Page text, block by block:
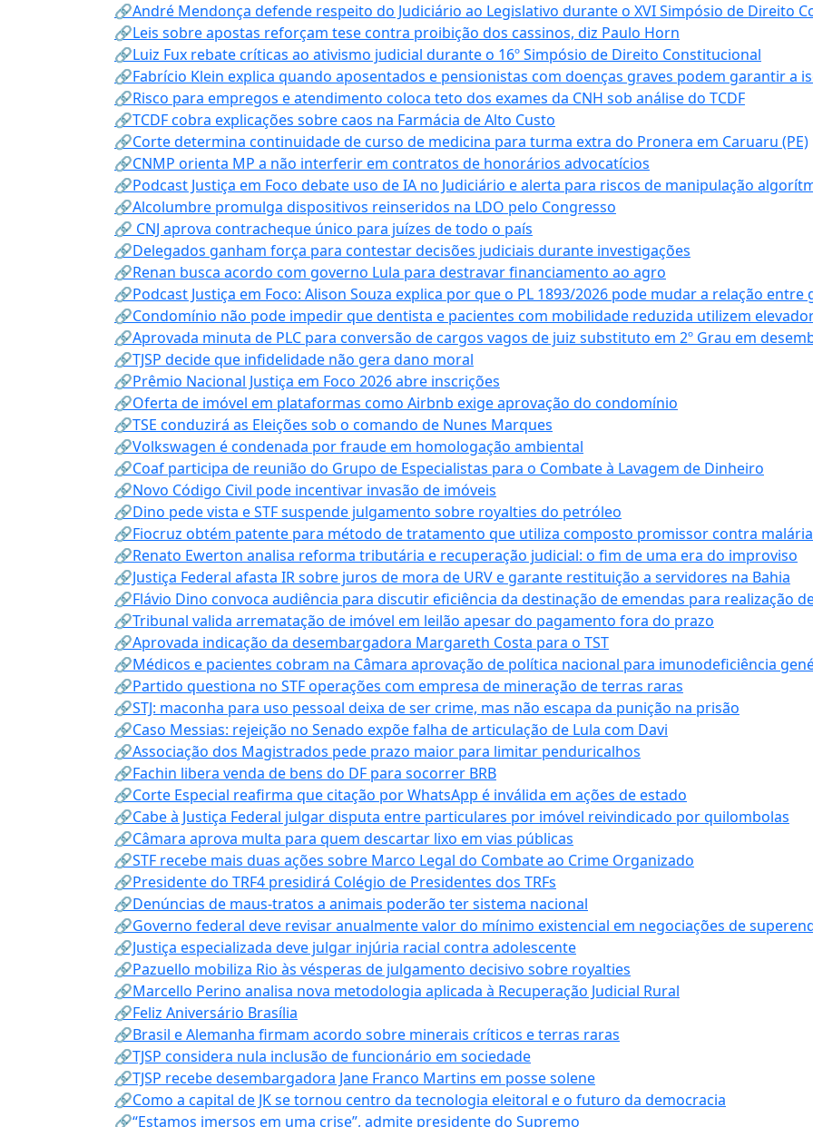
🔗André Mendonça defende respeito do Judiciário ao Legislativo durante o XVI Simpósio de Direito
🔗Leis sobre apostas reforçam tese contra proibição dos cassinos, diz Paulo Horn
🔗Luiz Fux rebate críticas ao ativismo judicial durante o 16º Simpósio de Direito Constitucional
🔗Fabrício Klein explica quando aposentados e pensionistas com doenças graves podem garantir a
🔗Risco para empregos e atendimento coloca teto dos exames da CNH sob análise do TCDF
🔗TCDF cobra explicações sobre caos na Farmácia de Alto Custo
🔗Corte determina continuidade de curso de medicina para turma extra do Pronera em Caruaru (PE)
🔗CNMP orienta MP a não interferir em contratos de honorários advocatícios
🔗Podcast Justiça em Foco debate uso de IA no Judiciário e alerta para riscos de manipulação
🔗Alcolumbre promulga dispositivos reinseridos na LDO pelo Congresso
🔗 CNJ aprova contracheque único para juízes de todo o país
🔗Delegados ganham força para contestar decisões judiciais durante investigações
🔗Renan busca acordo com governo Lula para destravar financiamento ao agro
🔗Podcast Justiça em Foco: Alison Souza explica por que o PL 1893/2026 pode mudar a relação
🔗Condomínio não pode impedir que dentista e pacientes com mobilidade reduzida utilizem
🔗Aprovada minuta de PLC para conversão de cargos vagos de juiz substituto em 2º Grau em
🔗TJSP decide que infidelidade não gera dano moral
🔗Prêmio Nacional Justiça em Foco 2026 abre inscrições
🔗Oferta de imóvel em plataformas como Airbnb exige aprovação do condomínio
🔗TSE conduzirá as Eleições sob o comando de Nunes Marques
🔗Volkswagen é condenada por fraude em homologação ambiental
🔗Coaf participa de reunião do Grupo de Especialistas para o Combate à Lavagem de Dinheiro
🔗Novo Código Civil pode incentivar invasão de imóveis
🔗Dino pede vista e STF suspende julgamento sobre royalties do petróleo
🔗Fiocruz obtém patente para método de tratamento que utiliza composto promissor contra
🔗Renato Ewerton analisa reforma tributária e recuperação judicial: o fim de uma era do improviso
🔗Justiça Federal afasta IR sobre juros de mora de URV e garante restituição a servidores na Bahia
🔗Flávio Dino convoca audiência para discutir eficiência da destinação de emendas para realização
🔗Tribunal valida arrematação de imóvel em leilão apesar do pagamento fora do prazo
🔗Aprovada indicação da desembargadora Margareth Costa para o TST
🔗Médicos e pacientes cobram na Câmara aprovação de política nacional para imunodeficiência
🔗Partido questiona no STF operações com empresa de mineração de terras raras
🔗STJ: maconha para uso pessoal deixa de ser crime, mas não escapa da punição na prisão
🔗Caso Messias: rejeição no Senado expõe falha de articulação de Lula com Davi
🔗Associação dos Magistrados pede prazo maior para limitar penduricalhos
🔗Fachin libera venda de bens do DF para socorrer BRB
🔗Corte Especial reafirma que citação por WhatsApp é inválida em ações de estado
🔗Cabe à Justiça Federal julgar disputa entre particulares por imóvel reivindicado por quilombolas
🔗Câmara aprova multa para quem descartar lixo em vias públicas
🔗STF recebe mais duas ações sobre Marco Legal do Combate ao Crime Organizado
🔗Presidente do TRF4 presidirá Colégio de Presidentes dos TRFs
🔗Denúncias de maus-tratos a animais poderão ter sistema nacional
🔗Governo federal deve revisar anualmente valor do mínimo existencial em negociações de
🔗Justiça especializada deve julgar injúria racial contra adolescente
🔗Pazuello mobiliza Rio às vésperas de julgamento decisivo sobre royalties
🔗Marcello Perino analisa nova metodologia aplicada à Recuperação Judicial Rural
🔗Feliz Aniversário Brasília
🔗Brasil e Alemanha firmam acordo sobre minerais críticos e terras raras
🔗TJSP considera nula inclusão de funcionário em sociedade
🔗TJSP recebe desembargadora Jane Franco Martins em posse solene
🔗Como a capital de JK se tornou centro da tecnologia eleitoral e o futuro da democracia
🔗“Estamos imersos em uma crise”, admite presidente do Supremo